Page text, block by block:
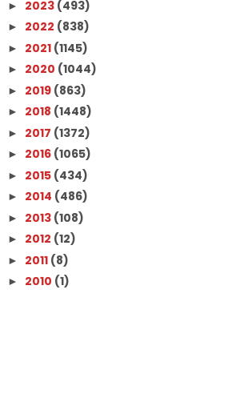
► 2023 (493)
► 2022 (838)
► 2021 (1145)
► 2020 (1044)
► 2019 (863)
► 2018 (1448)
► 2017 (1372)
► 2016 (1065)
► 2015 (434)
► 2014 (486)
► 2013 (108)
► 2012 (12)
► 2011 (8)
► 2010 (1)